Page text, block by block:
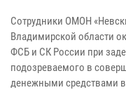
Сотрудники ОМОН
Владимирской области
ФСБ и СК России при
подозреваемого в
денежными средствами